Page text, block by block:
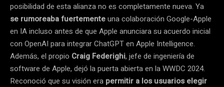
posibilidad de esta alianza no es completamente nueva. Ya
se rumoreaba fuertementeuna colaboración Google-Apple
en IA incluso antes de que Apple anunciara su acuerdo inicial
con OpenAI para integrar ChatGPT en Apple Intelligence.
Además, el propio Craig Federighi, jefe de ingeniería de
software de Apple, dejó la puerta abierta en la WWDC 2024.
Reconoció que su visión era permitir a los usuarios elegir